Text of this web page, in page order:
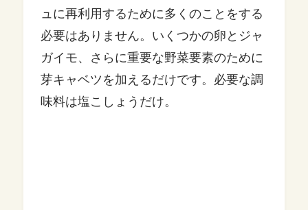
ュに再利用するために多くのことをする
必要はありません。いくつかの卵とジャ
ガイモ、さらに重要な野菜要素のために
芽キャベツを加えるだけです。必要な調
味料は塩こしょうだけ。